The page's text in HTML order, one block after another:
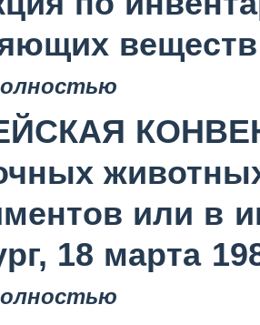
или в
18 марта